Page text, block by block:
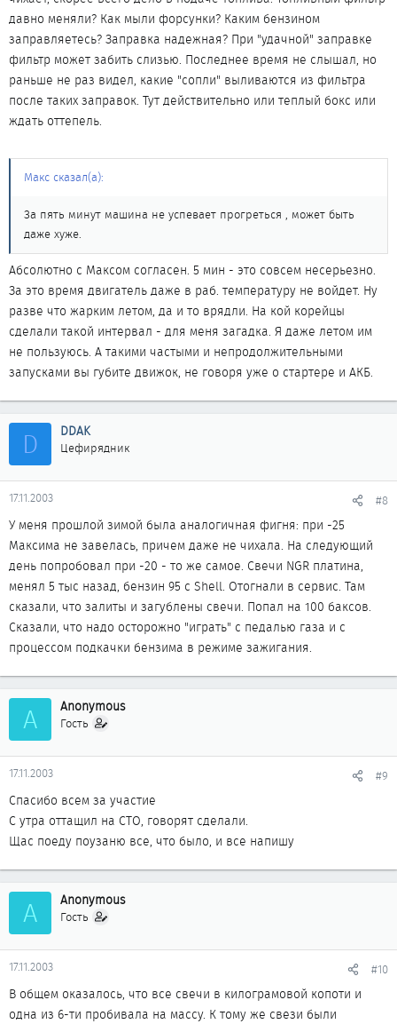
давно меняли? Как мыли форсунки? Каким бензином
заправляетесь? Заправка надежная? При "удачной" заправке
фильтр может забить слизью. Последнее время не слышал, но
раньше не раз видел, какие "сопли" выливаются из фильтра
после таких заправок. Тут действительно или теплый бокс или
ждать оттепель.
Макс сказал(а):
За пять минут машина не успевает прогреться , может быть
даже хуже.
Абсолютно с Максом согласен. 5 мин - это совсем несерьезно.
За это время двигатель даже в раб. температуру не войдет. Ну
разве что жарким летом, да и то врядли. На кой корейцы
сделали такой интервал - для меня загадка. Я даже летом им
не пользуюсь. А такими частыми и непродолжительными
запусками вы губите движок, не говоря уже о стартере и АКБ.
D DDAK
Цефирядник
17.11.2003 #8
У меня прошлой зимой была аналогичная фигня: при -25
Максима не завелась, причем даже не чихала. На следующий
день попробовал при -20 - то же самое. Свечи NGR платина,
менял 5 тыс назад, бензин 95 с Shell. Отогнали в сервис. Там
сказали, что залиты и загублены свечи. Попал на 100 баксов.
Сказали, что надо осторожно "играть" с педалью газа и с
процессом подкачки бензима в режиме зажигания.
A Anonymous
Гость
17.11.2003 #9
Спасибо всем за участие
С утра оттащил на СТО, говорят сделали.
Щас поеду поузаню все, что было, и все напишу
A Anonymous
Гость
17.11.2003 #10
В общем оказалось, что все свечи в килограмовой копоти и
одна из 6-ти пробивала на массу. К тому же свези были